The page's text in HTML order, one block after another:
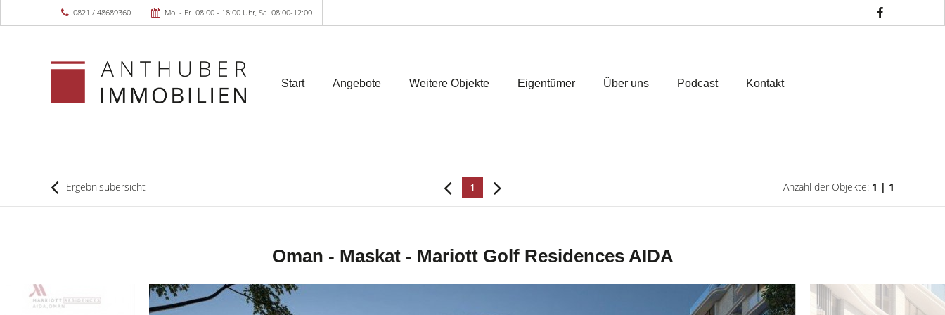
0821 / 48689360 Mo. - Fr. 08:00 - 18:00 Uhr, Sa. 08:00-12:00
Start Angebote Weitere Objekte Eigentümer Über uns Podcast Kontakt
Ergebnisübersicht 1 Anzahl der Objekte: 1 | 1
Oman - Maskat - Mariott Golf Residences AIDA